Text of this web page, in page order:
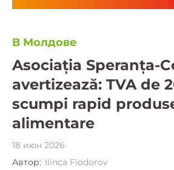
В Молдове
Asociația Speranța-
avertizează: TVA de
scumpi rapid
alimentare
18 июн 2026
Автор: Ilinca Fiodorov